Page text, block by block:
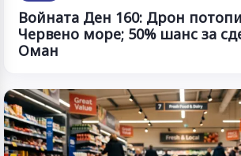
Войната Ден 160: Дрон
Червено море; 50% шанс за
Оман